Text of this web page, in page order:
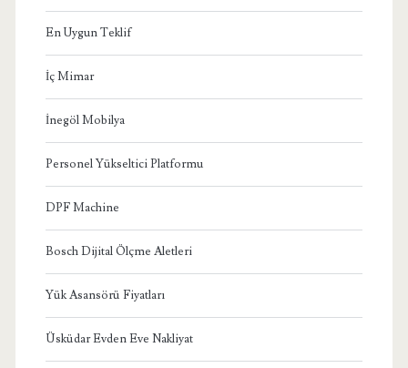
En Uygun Teklif
İç Mimar
İnegöl Mobilya
Personel Yükseltici Platformu
DPF Machine
Bosch Dijital Ölçme Aletleri
Yük Asansörü Fiyatları
Üsküdar Evden Eve Nakliyat